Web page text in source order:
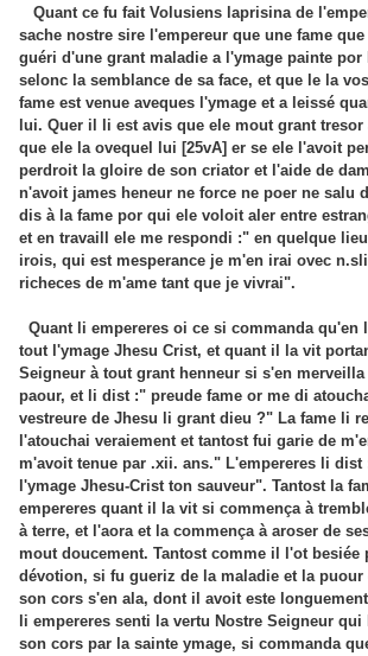
Quant ce fu fait Volusiens laprisina de
sache nostre sire l'empereur que une fame
guéri d'une grant maladie a l'ymage painte
selonc la semblance de sa face, et que le la
fame est venue aveques l'ymage et a leissé
lui. Quer il li est avis que ele mout grant tresor
que ele la ovequel lui [25vA] er se ele l'avoit
perdroit la gloire de son criator et l'aide de
n'avoit james heneur ne force ne poer ne salu
dis à la fame por qui ele voloit aler entre
et en travaill ele me respondi :" en quelque
irois, qui est mesperance je m'en irai ovec
richeces de m'ame tant que je vivrai".
Quant li empereres oi ce si commanda qu'en
tout l'ymage Jhesu Crist, et quant il la vit
Seigneur à tout grant henneur si s'en
paour, et li dist :" preude fame or me di
vestreure de Jhesu li grant dieu ?" La fame li
l'atouchai veraiement et tantost fui garie de
m'avoit tenue par .xii. ans." L'empereres li dist
l'ymage Jhesu-Crist ton sauveur". Tantost la
empereres quant il la vit si commença à
à terre, et l'aora et la commença à aroser de
mout doucement. Tantost comme il l'ot besiée
dévotion, si fu gueriz de la maladie et la puour
son cors s'en ala, dont il avoit este
li empereres senti la vertu Nostre Seigneur
son cors par la sainte ymage, si commanda